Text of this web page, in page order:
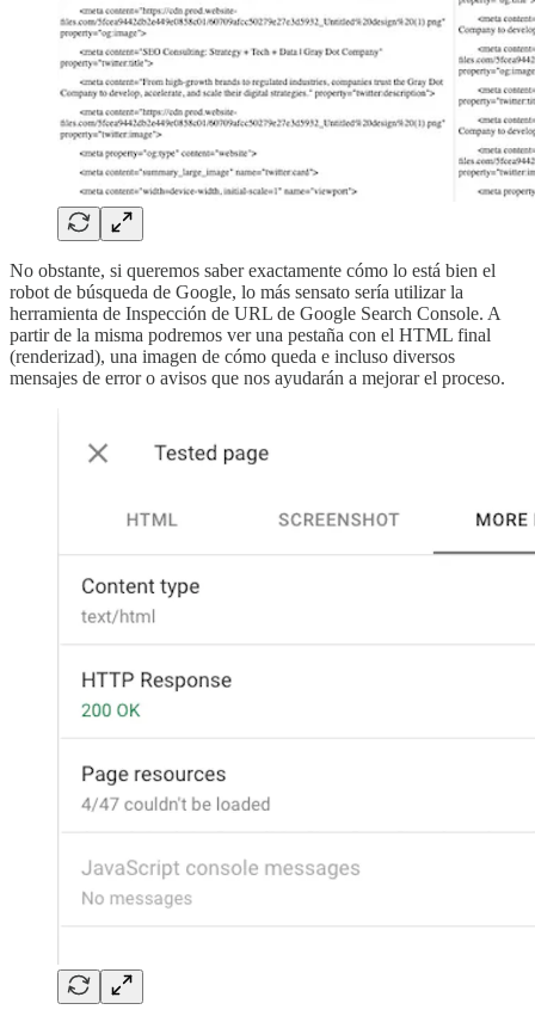
No obstante, si queremos saber exactamente cómo lo está bien el
robot de búsqueda de Google, lo más sensato sería utilizar la
herramienta de Inspección de URL de Google Search Console. A
partir de la misma podremos ver una pestaña con el HTML final
(renderizad), una imagen de cómo queda e incluso diversos
mensajes de error o avisos que nos ayudarán a mejorar el proceso.